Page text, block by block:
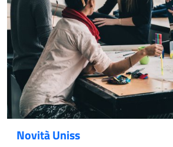
Novità Uniss